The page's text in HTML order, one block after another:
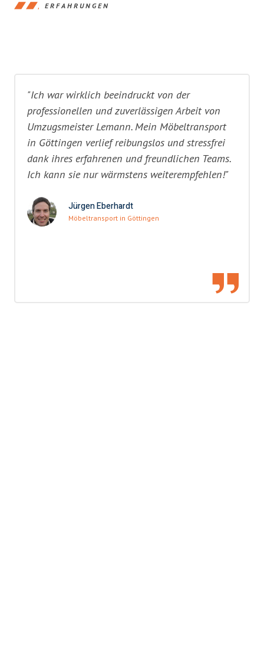
ERFAHRUNGEN
"Ich war wirklich beeindruckt von der
professionellen und zuverlässigen Arbeit von
Umzugsmeister Lemann. Mein Möbeltransport
in Göttingen verlief reibungslos und stressfrei
dank ihres erfahrenen und freundlichen Teams.
Ich kann sie nur wärmstens weiterempfehlen!"
Jürgen Eberhardt
Möbeltransport in Göttingen